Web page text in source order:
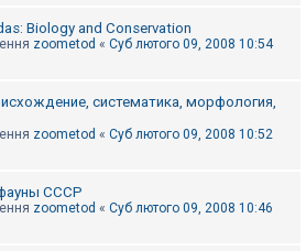
Biology and Conservation
zoometod « Суб лютого 09, 2008 10:54
систематика, морфология,
zoometod « Суб лютого 09, 2008 10:52
СССР
zoometod « Суб лютого 09, 2008 10:46